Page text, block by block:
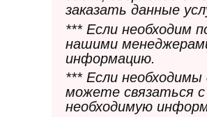
заказать данные
*** Если необходим
нашими
информацию.
*** Если
можете связаться
необходимую